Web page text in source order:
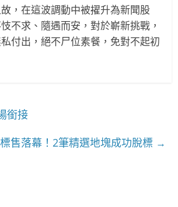
，在這波調動中被擢升為新聞股
不求、隨遇而安，對於嶄新挑戰，
付出，絕不尸位素餐，免對不起初
銜接
售落幕！2筆精選地塊成功脫標 →